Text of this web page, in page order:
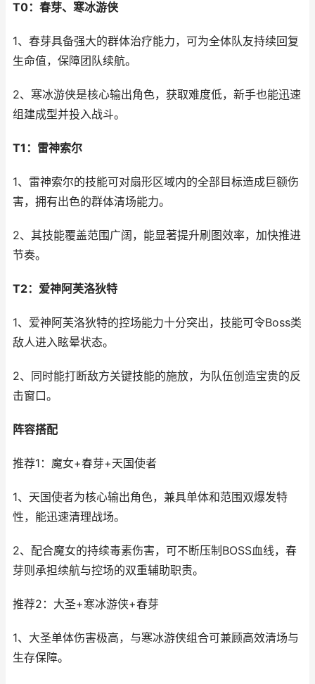
T0：春芽、寒冰游侠
1、春芽具备强大的群体治疗能力，可为全体队友持续回复
生命值，保障团队续航。
2、寒冰游侠是核心输出角色，获取难度低，新手也能迅速
组建成型并投入战斗。
T1：雷神索尔
1、雷神索尔的技能可对扇形区域内的全部目标造成巨额伤
害，拥有出色的群体清场能力。
2、其技能覆盖范围广阔，能显著提升刷图效率，加快推进
节奏。
T2：爱神阿芙洛狄特
1、爱神阿芙洛狄特的控场能力十分突出，技能可令Boss类
敌人进入眩晕状态。
2、同时能打断敌方关键技能的施放，为队伍创造宝贵的反
击窗口。
阵容搭配
推荐1：魔女+春芽+天国使者
1、天国使者为核心输出角色，兼具单体和范围双爆发特
性，能迅速清理战场。
2、配合魔女的持续毒素伤害，可不断压制BOSS血线，春
芽则承担续航与控场的双重辅助职责。
推荐2：大圣+寒冰游侠+春芽
1、大圣单体伤害极高，与寒冰游侠组合可兼顾高效清场与
生存保障。